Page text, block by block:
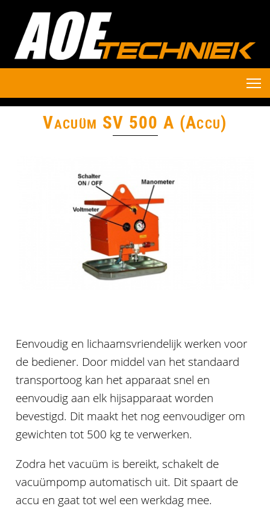
Vacuüm SV 500 A (Accu)
Eenvoudig en lichaamsvriendelijk werken voor
de bediener. Door middel van het standaard
transportoog kan het apparaat snel en
eenvoudig aan elk hijsapparaat worden
bevestigd. Dit maakt het nog eenvoudiger om
gewichten tot 500 kg te verwerken.
Zodra het vacuüm is bereikt, schakelt de
vacuümpomp automatisch uit. Dit spaart de
accu en gaat tot wel een werkdag mee.